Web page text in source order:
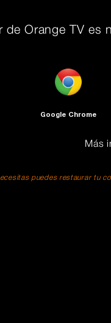
de Orange TV es
Google Chrome
Más
puedes restaurar tu